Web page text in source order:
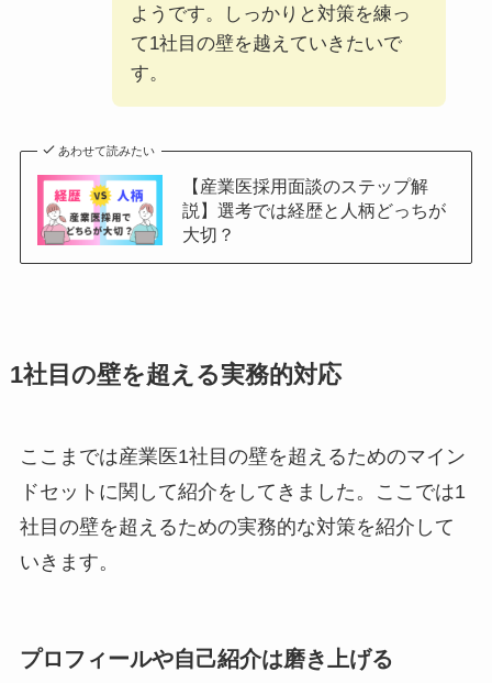
ようです。しっかりと対策を練っ
て1社目の壁を越えていきたいで
す。
あわせて読みたい
【産業医採用面談のステップ解
説】選考では経歴と人柄どっちが
大切？
1社目の壁を超える実務的対応
ここまでは産業医1社目の壁を超えるためのマイン
ドセットに関して紹介をしてきました。ここでは1
社目の壁を超えるための実務的な対策を紹介して
いきます。
プロフィールや自己紹介は磨き上げる